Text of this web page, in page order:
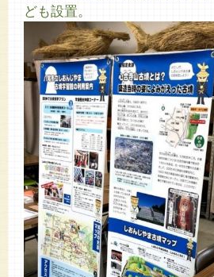
ども設置。